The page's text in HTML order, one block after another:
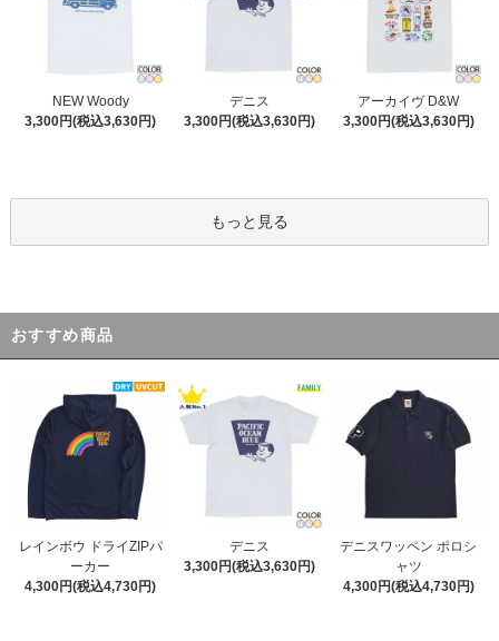
NEW Woody
3,300円(税込3,630円)
デニス
3,300円(税込3,630円)
アーカイヴ D&W
3,300円(税込3,630円)
もっと見る
おすすめ商品
レインボウ ドライZIPパ
ーカー
4,300円(税込4,730円)
デニス
3,300円(税込3,630円)
デニスワッペン ポロシ
ャツ
4,300円(税込4,730円)